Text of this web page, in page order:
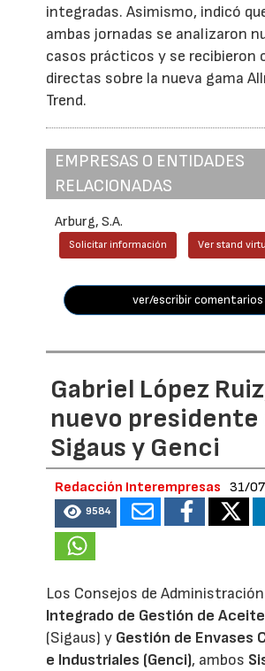
integradas. Asimismo, indicó
ambas jornadas se analizaron
casos prácticos y se recibieron
directas sobre la nueva gama
Trend.
EMPRESAS O ENTIDADES
RELACIONADAS
Arburg, S.A.
Solicitar información Ver stand
ver/escribir comentarios
Gabriel López
nuevo presidente
Sigaus y Genci
Redacción Interempresas 31/
9584
Los Consejos de
Integrado de Gestión de
(Sigaus) y Gestión de Envases
e Industriales (Genci), ambos